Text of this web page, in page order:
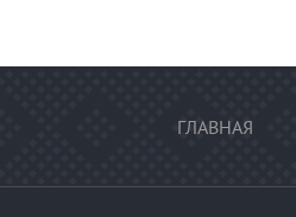
ГЛАВНАЯ